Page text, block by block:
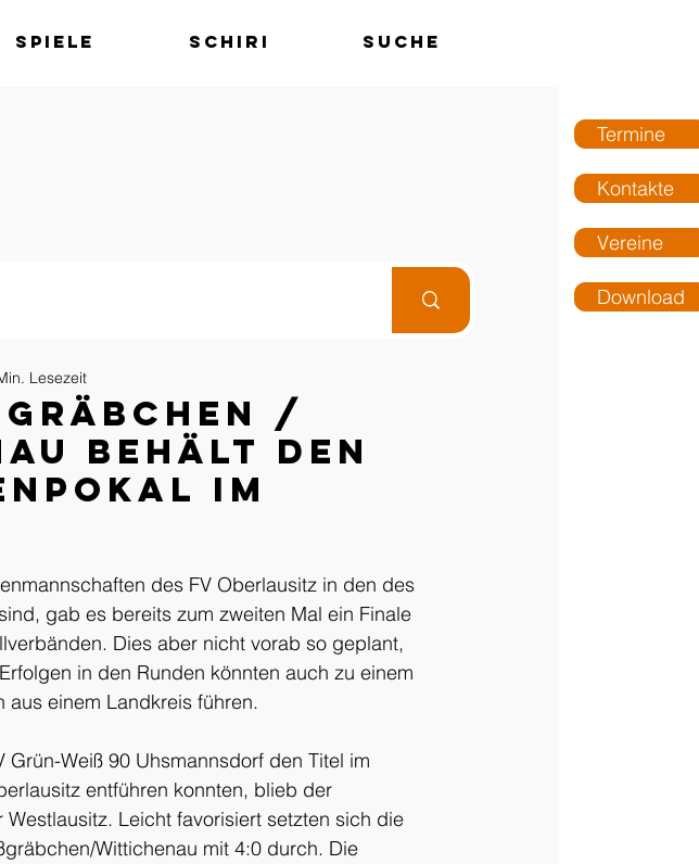
Termine
Kontakte
Vereine
Download
Spiele Schiri Suche
/
behält den
im
Lesezeit
des FV Oberlausitz in den des
gab es bereits zum zweiten Mal ein Finale
Dies aber nicht vorab so geplant,
in den Runden könnten auch zu einem
aus einem Landkreis führen.
Weiß 90 Uhsmannsdorf den Titel im
entführen konnten, blieb der
Leicht favorisiert setzten sich die
Wittichenau mit 4:0 durch. Die